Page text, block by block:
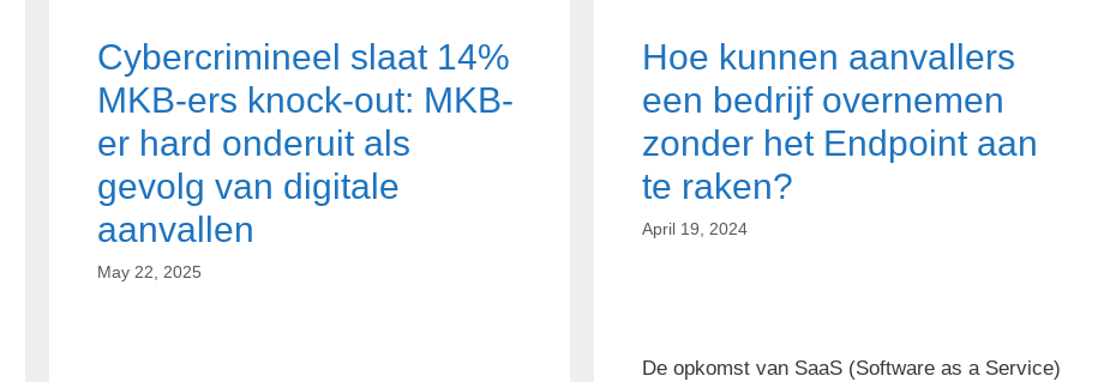
Cybercrimineel slaat 14%
MKB-ers knock-out: MKB-
er hard onderuit als
gevolg van digitale
aanvallen
May 22, 2025
Hoe kunnen aanvallers
een bedrijf overnemen
zonder het Endpoint aan
te raken?
April 19, 2024
De opkomst van SaaS (Software as a Service)